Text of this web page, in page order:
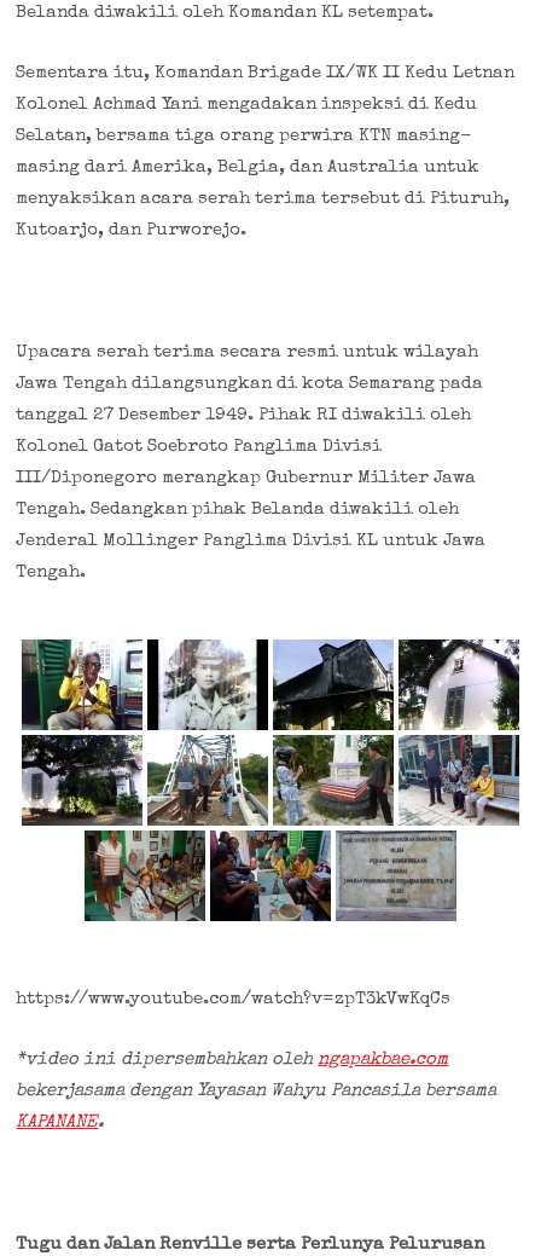
Belanda diwakili oleh Komandan KL setempat.
Sementara itu, Komandan Brigade IX/WK II Kedu Letnan
Kolonel Achmad Yani mengadakan inspeksi di Kedu
Selatan, bersama tiga orang perwira KTN masing-
masing dari Amerika, Belgia, dan Australia untuk
menyaksikan acara serah terima tersebut di Pituruh,
Kutoarjo, dan Purworejo.
Upacara serah terima secara resmi untuk wilayah
Jawa Tengah dilangsungkan di kota Semarang pada
tanggal 27 Desember 1949. Pihak RI diwakili oleh
Kolonel Gatot Soebroto Panglima Divisi
III/Diponegoro merangkap Gubernur Militer Jawa
Tengah. Sedangkan pihak Belanda diwakili oleh
Jenderal Mollinger Panglima Divisi KL untuk Jawa
Tengah.
https://www.youtube.com/watch?v=zpT3kVwKqCs
*video ini dipersembahkan olehngapakbae.com
bekerjasama dengan Yayasan Wahyu Pancasila bersama
KAPANANE.
Tugu dan Jalan Renville serta Perlunya Pelurusan